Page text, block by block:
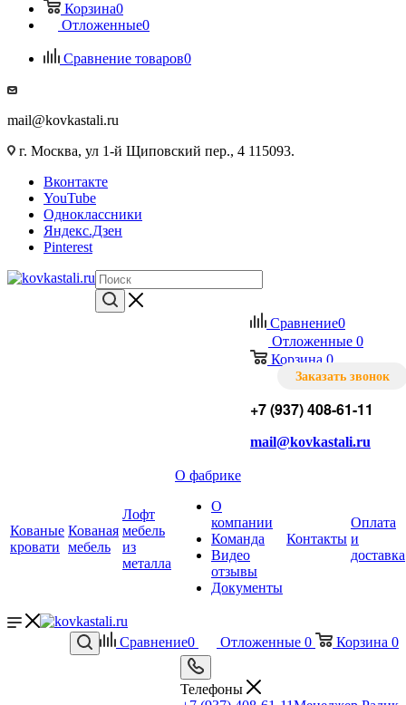
Корзина0
Отложенные0
Сравнение товаров0
mail@kovkastali.ru
г. Москва, ул 1-й Щиповский пер., 4 115093.
Вконтакте
YouTube
Одноклассники
Яндекс.Дзен
Pinterest
Сравнение0
Отложенные 0
Корзина 0
Заказать звонок
+7 (937) 408-61-11
mail@kovkastali.ru
Кованые
кровати
Кованая
мебель
Лофт
мебель
из
металла
О фабрике
О
компании
Команда
Видео
отзывы
Документы
Контакты
Оплата
и
доставка
Сравнение0 Отложенные 0 Корзина 0
Телефоны